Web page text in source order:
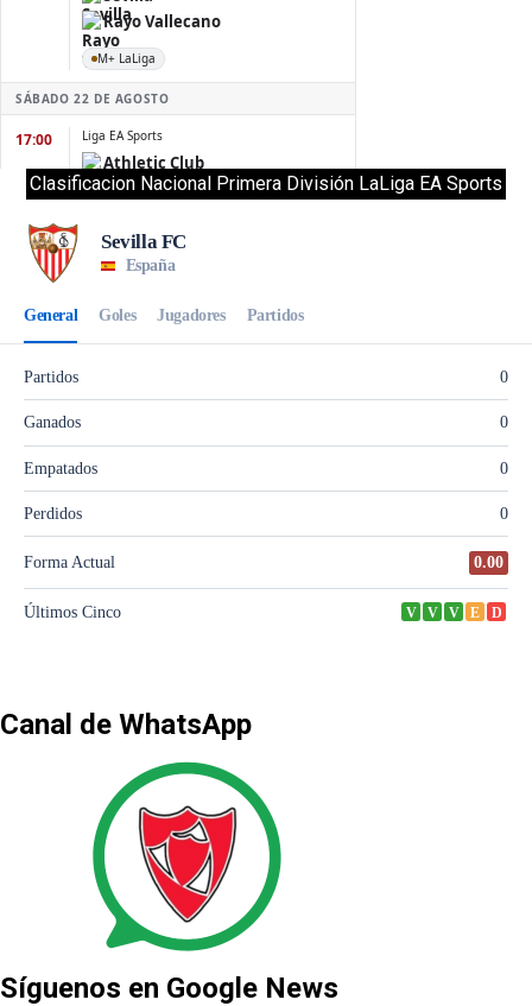
Clasificacion Nacional Primera División LaLiga EA Sports
Canal de WhatsApp
Síguenos en Google News